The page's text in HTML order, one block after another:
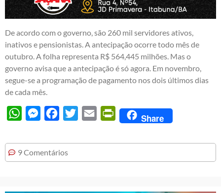
De acordo com o governo, são 260 mil servidores ativos,
inativos e pensionistas. A antecipação ocorre todo mês de
outubro. A folha representa R$ 564,445 milhões. Mas o
governo avisa que a antecipação é só agora. Em novembro,
segue-se a programação de pagamento nos dois últimos dias
de cada mês.
WhatsAppMessengerFacebook
Twitter Email PrintFriendly
Share
9 Comentários